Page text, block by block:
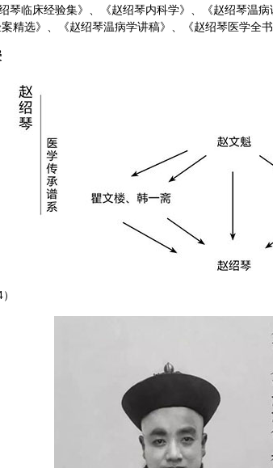
琴临床经验集》、《赵绍琴内科学》、《赵绍琴温
精选》、《赵绍琴温病学讲稿》、《赵绍琴医学全